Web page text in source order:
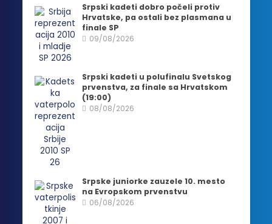
Srpski kadeti dobro počeli protiv
Hrvatske, pa ostali bez plasmana u
finale SP
09/08/2026
Srpski kadeti u polufinalu Svetskog
prvenstva, za finale sa Hrvatskom
(19:00)
08/08/2026
Srpske juniorke zauzele 10. mesto
na Evropskom prvenstvu
06/08/2026